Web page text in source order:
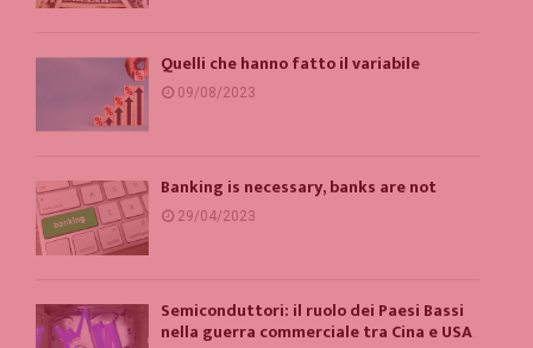
Quelli che hanno fatto il variabile
09/08/2023
Banking is necessary, banks are not
29/04/2023
Semiconduttori: il ruolo dei Paesi Bassi
nella guerra commerciale tra Cina e USA